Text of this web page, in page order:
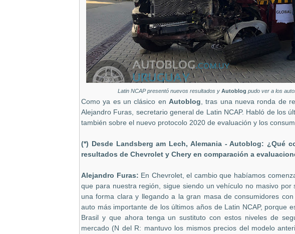
Latin NCAP presentó nuevos resultados y Autoblog pudo ver a los
Como ya es un clásico en Autoblog , tras una nueva ronda de
Alejandro Furas, secretario general de Latin NCAP. Habló de los
también sobre el nuevo protocolo 2020 de evaluación y los
(*) Desde Landsberg am Lech, Alemania - Autoblog: ¿Qué
resultados de Chevrolet y Chery en comparación a
Alejandro Furas: En Chevrolet, el cambio que habíamos
que para nuestra región, sigue siendo un vehículo no masivo por
una forma clara y llegando a la gran masa de consumidores
auto más importante de los últimos años de Latin NCAP, porque
Brasil y que ahora tenga un sustituto con estos niveles de
mercado (N del R: mantuvo los mismos precios del modelo